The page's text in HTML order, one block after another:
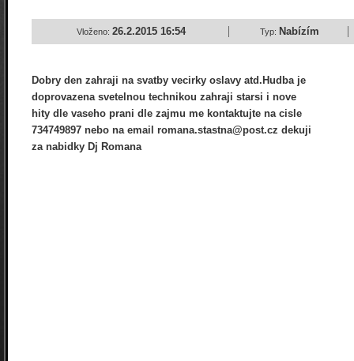
Vloženo: 26.2.2015 16:54 Typ: Nabízím
Dobry den zahraji na svatby vecirky oslavy atd.Hudba je
doprovazena svetelnou technikou zahraji starsi i nove
hity dle vaseho prani dle zajmu me kontaktujte na cisle
734749897 nebo na email romana.stastna@post.cz dekuji
za nabidky Dj Romana